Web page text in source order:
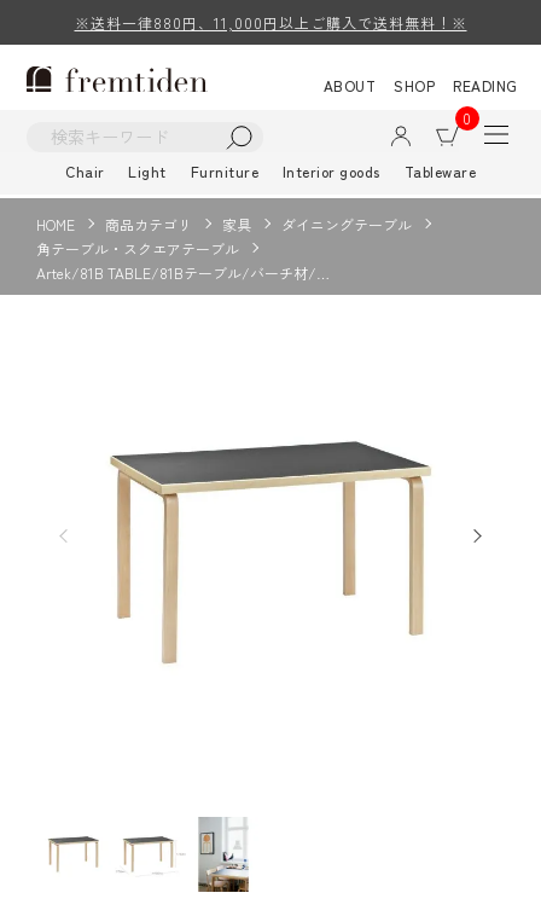
※送料一律880円、11,000円以上ご購入で送料無料！※
ABOUT SHOP
READING
0
Chair Light Furniture Interior goods Tableware
HOME 商品カテゴリ 家具
ダイニングテーブル
角テーブル・スクエアテーブル
Artek/81B TABLE/81Bテーブル/バーチ材/…